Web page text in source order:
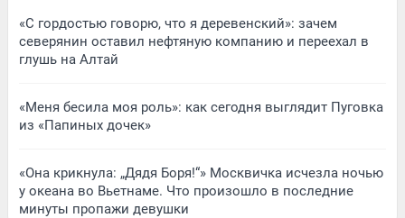
«С гордостью говорю, что я деревенский»: зачем
северянин оставил нефтяную компанию и переехал в
глушь на Алтай
«Меня бесила моя роль»: как сегодня выглядит Пуговка
из «Папиных дочек»
«Она крикнула: „Дядя Боря!“» Москвичка исчезла ночью
у океана во Вьетнаме. Что произошло в последние
минуты пропажи девушки